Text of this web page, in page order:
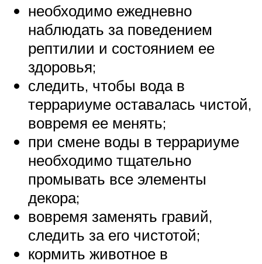
необходимо ежедневно
наблюдать за поведением
рептилии и состоянием ее
здоровья;
следить, чтобы вода в
террариуме оставалась чистой,
вовремя ее менять;
при смене воды в террариуме
необходимо тщательно
промывать все элементы
декора;
вовремя заменять гравий,
следить за его чистотой;
кормить животное в